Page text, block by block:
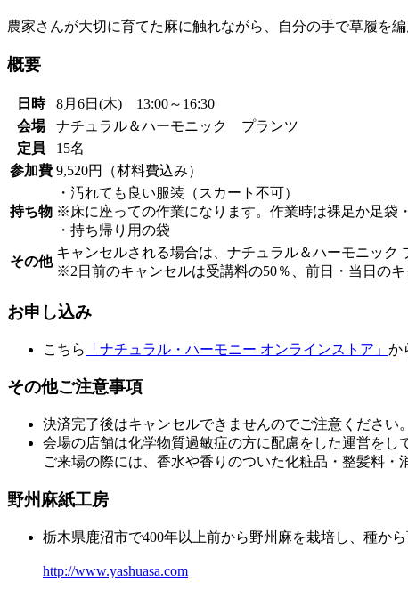
農家さんが大切に育てた麻に触れながら、自分の手で草履を
概要
日時
8月6日(木) 13:00～16:30
会場
ナチュラル＆ハーモニック プランツ
定員
15名
参加費 9,520円（材料費込み）
持ち物
・汚れても良い服装（スカート不可）
※床に座っての作業になります。作業時は裸足か足袋
・持ち帰り用の袋
その他
キャンセルされる場合は、ナチュラル＆ハーモニック
※2日前のキャンセルは受講料の50％、前日・当日の
お申し込み
こちら 「ナチュラル・ハーモニー オンラインストア」 か
その他ご注意事項
決済完了後はキャンセルできませんのでご注意ください。
会場の店舗は化学物質過敏症の方に配慮をした運営をし
ご来場の際には、香水や香りのついた化粧品・整髪料
野州麻紙工房
栃木県鹿沼市で400年以上前から野州麻を栽培し、種か
http://www.yashuasa.com